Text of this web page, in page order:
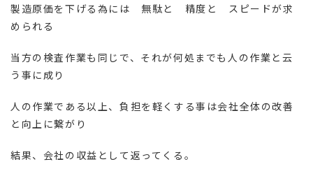
製造原価を下げる為には 無駄と 精度と スピードが求
められる
当方の検査作業も同じで、それが何処までも人の作業と云
う事に成り
人の作業である以上、負担を軽くする事は会社全体の改善
と向上に繋がり
結果、会社の収益として返ってくる。